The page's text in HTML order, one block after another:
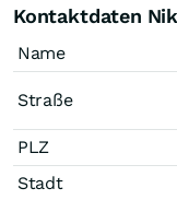
Kontaktdaten
Name
Straße
PLZ
Stadt